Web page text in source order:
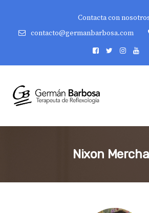
Contacta con
contacto@germanbarbosa.com
Nixon